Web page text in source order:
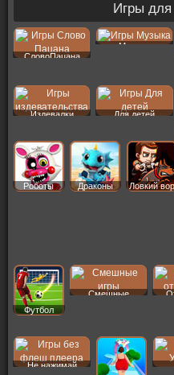
Игры
СловоПацана
Музыка
Издевалки
Для детей
Роботы Драконы Ловкий вор
Футбол
Смешные
Не нажимай